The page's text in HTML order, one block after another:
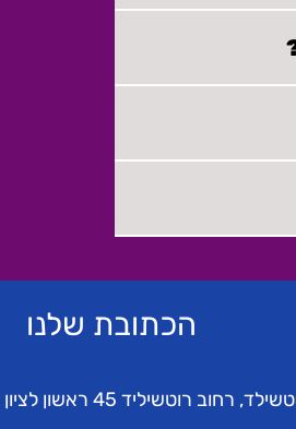
הכתובת שלנו
רחוב רוטשיליד 45 ראשון לציון